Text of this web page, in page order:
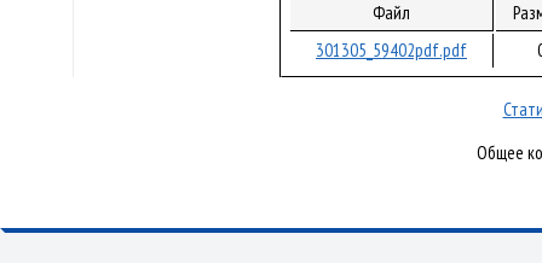
Файл
301305_59402pdf.pdf
Общее